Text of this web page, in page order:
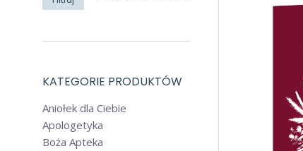
KATEGORIE PRODUKTÓW
Aniołek dla Ciebie
Apologetyka
Boża Apteka